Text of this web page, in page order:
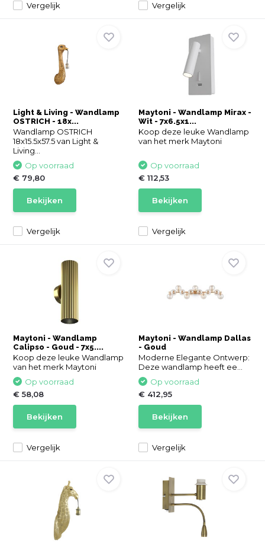
Vergelijk Vergelijk
Light & Living - Wandlamp
OSTRICH - 18x...
Wandlamp OSTRICH
18x15.5x57.5 van Light &
Living...
Vergelijk
Op voorraad
€ 79,80
Bekijken
Maytoni - Wandlamp Mirax -
Wit - 7x6.5x1...
Koop deze leuke Wandlamp
van het merk Maytoni
Vergelijk
Op voorraad
€ 112,53
Bekijken
Maytoni - Wandlamp
Calipso - Goud - 7x5....
Koop deze leuke Wandlamp
van het merk Maytoni
Vergelijk
Op voorraad
€ 58,08
Bekijken
Maytoni - Wandlamp Dallas
- Goud
Moderne Elegante Ontwerp:
Deze wandlamp heeft ee...
Vergelijk
Op voorraad
€ 412,95
Bekijken